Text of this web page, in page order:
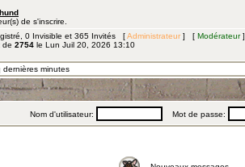
de s'inscrire.
0 Invisible et 365 Invités [Administrateur ] [ Modérateur]
de 2754 le Lun Juil 20, 2026 13:10
dernières minutes
Nom d'utilisateur: Mot de passe: